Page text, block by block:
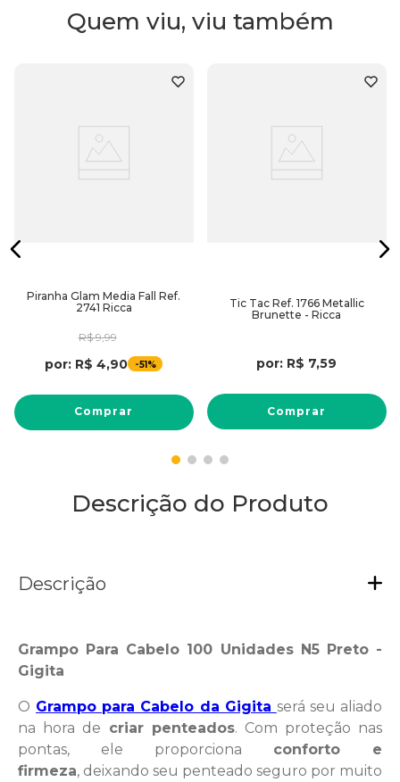
Quem viu, viu também
Piranha Glam Media Fall Ref.
2741 Ricca
R$ 9,99
por: R$ 4,90 -51%
Comprar
Tic Tac Ref. 1766 Metallic
Brunette - Ricca
por: R$ 7,59
Comprar
Descrição do Produto
Descrição
Grampo Para Cabelo 100 Unidades N5 Preto -
Gigita
O Grampo para Cabelo da Gigita será seu aliado
na hora de criar penteados. Com proteção nas
pontas, ele proporciona conforto e
firmeza, deixando seu penteado seguro por muito